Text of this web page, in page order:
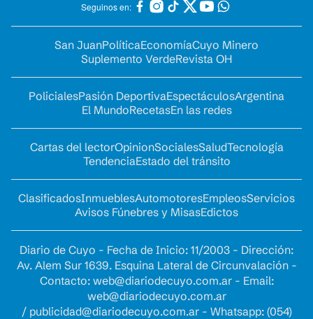
Seguinos en:
San JuanPolíticaEconomíaCuyo Minero
Suplemento VerdeRevista OH
PolicialesPasión DeportivaEspectáculosArgentina
El MundoRecetasEn las redes
Cartas del lectorOpinionSocialesSaludTecnología
TendenciaEstado del tránsito
ClasificadosInmueblesAutomotoresEmpleosServicios
Avisos Fúnebres y MisasEdictos
Diario de Cuyo - Fecha de Inicio: 11/2003 - Dirección:
Av. Alem Sur 1639. Esquina Lateral de Circunvalación -
Contacto: web@diariodecuyo.com.ar- Email:
web@diariodecuyo.com.ar
/ publicidad@diariodecuyo.com.ar- Whatsapp: (054)